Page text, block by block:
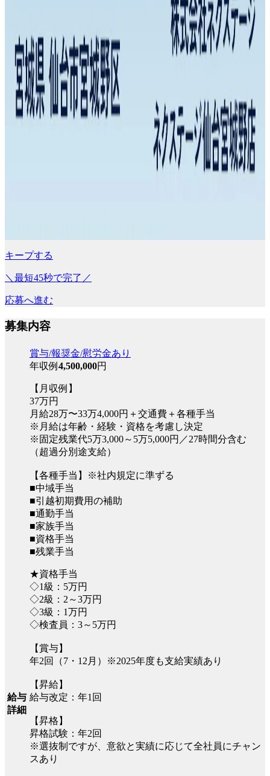
キープする
＼最短45秒で完了／
応募へ進む
募集内容
給与
詳細
賞与/報奨金/慰労金あり
年収例 4,500,000円
【月収例】
37万円
月給28万〜33万4,000円＋交通費＋各種手当
※月給は年齢・経験・資格を考慮し決定
※固定残業代5万3,000～5万5,000円／27時間分含む
（超過分別途支給）
【各種手当】※社内規定に準ずる
■中域手当
■引越初期費用の補助
■通勤手当
■家族手当
■資格手当
■残業手当
★資格手当
◇1級：5万円
◇2級：2～3万円
◇3級：1万円
◇検査員：3～5万円
【賞与】
年2回（7・12月）※2025年度も支給実績あり
【昇給】
給与改定：年1回
【昇格】
昇格試験：年2回
※選抜制ですが、意欲と実績に応じて全社員にチャン
スあり